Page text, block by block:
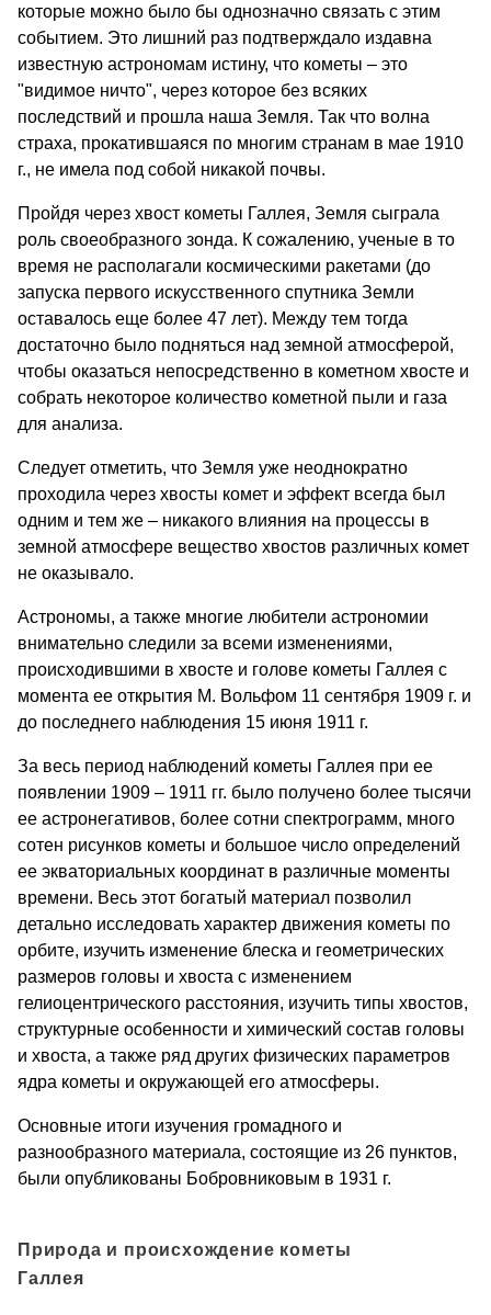
которые можно было бы однозначно связать с этим
событием. Это лишний раз подтверждало издавна
известную астрономам истину, что кометы – это
"видимое ничто", через которое без всяких
последствий и прошла наша Земля. Так что волна
страха, прокатившаяся по многим странам в мае 1910
г., не имела под собой никакой почвы.
Пройдя через хвост кометы Галлея, Земля сыграла
роль своеобразного зонда. К сожалению, ученые в то
время не располагали космическими ракетами (до
запуска первого искусственного спутника Земли
оставалось еще более 47 лет). Между тем тогда
достаточно было подняться над земной атмосферой,
чтобы оказаться непосредственно в кометном хвосте и
собрать некоторое количество кометной пыли и газа
для анализа.
Следует отметить, что Земля уже неоднократно
проходила через хвосты комет и эффект всегда был
одним и тем же – никакого влияния на процессы в
земной атмосфере вещество хвостов различных комет
не оказывало.
Астрономы, а также многие любители астрономии
внимательно следили за всеми изменениями,
происходившими в хвосте и голове кометы Галлея с
момента ее открытия М. Вольфом 11 сентября 1909 г. и
до последнего наблюдения 15 июня 1911 г.
За весь период наблюдений кометы Галлея при ее
появлении 1909 – 1911 гг. было получено более тысячи
ее астронегативов, более сотни спектрограмм, много
сотен рисунков кометы и большое число определений
ее экваториальных координат в различные моменты
времени. Весь этот богатый материал позволил
детально исследовать характер движения кометы по
орбите, изучить изменение блеска и геометрических
размеров головы и хвоста с изменением
гелиоцентрического расстояния, изучить типы хвостов,
структурные особенности и химический состав головы
и хвоста, а также ряд других физических параметров
ядра кометы и окружающей его атмосферы.
Основные итоги изучения громадного и
разнообразного материала, состоящие из 26 пунктов,
были опубликованы Бобровниковым в 1931 г.
Природа и происхождение кометы
Галлея